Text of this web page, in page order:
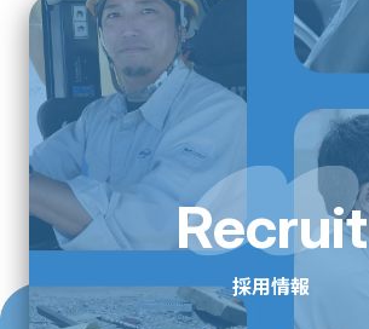
Recruit
採用情報